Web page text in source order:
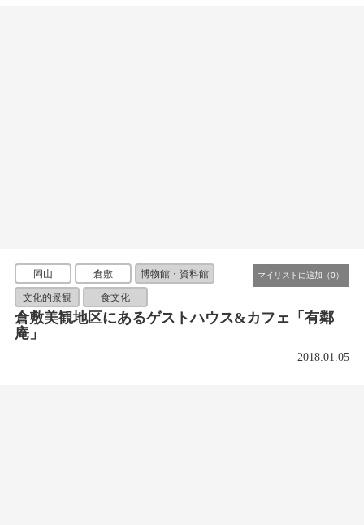
岡山 倉敷 博物館・資料館
文化的景観 食文化
倉敷美観地区にあるゲストハウス&カフェ「有鄰
庵」
2018.01.05